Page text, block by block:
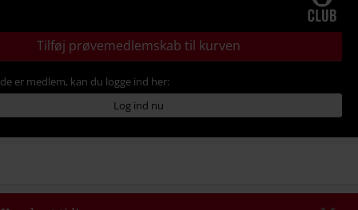
Tilføj prøvemedlemskab til kurven
er medlem, kan du logge ind her:
Log ind nu